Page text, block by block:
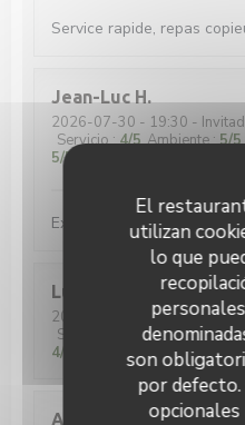
El
utilizan
lo que
son
por
Service rapide, repas
Jean-Luc H
2026-07-30 - 19:30 -
Servicio:4/5 Ambiente:5/5
5/5
Excellent burger 🍔
Luis
2026-07-31
- 21:00 -
Servicio
Ambiente:4/5
4/5
Andreas